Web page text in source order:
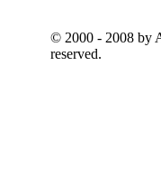
© 2000 - 2008 by
reserved.